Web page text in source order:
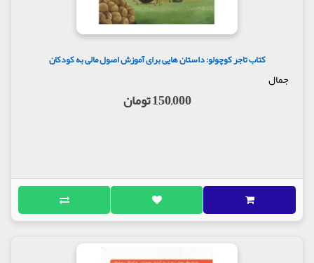
کتاب تاجر کوچولو: داستان هایی برای آموزش اصول مالی به کودکان
جمال
150,000 تومان